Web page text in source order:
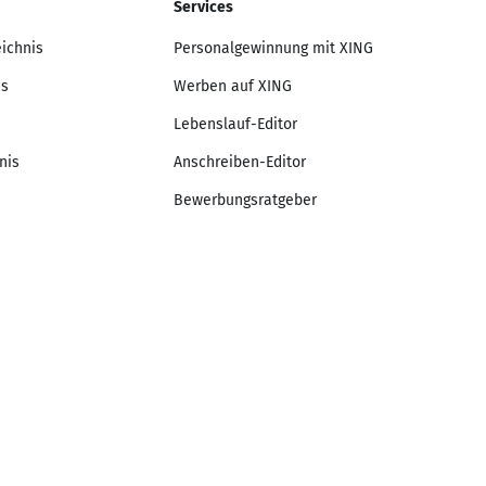
Services
Personalgewinnung mit XING
Werben auf XING
Lebenslauf-Editor
Anschreiben-Editor
Bewerbungsratgeber